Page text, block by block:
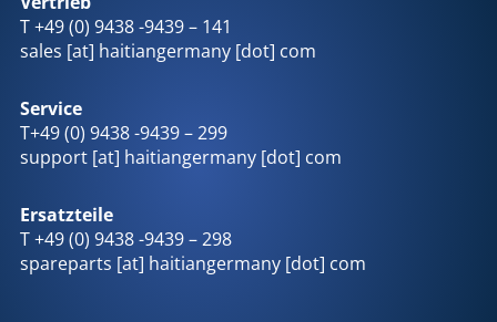
T +49 (0) 9438 -9439 – 141
sales [at] haitiangermany [dot] com
Service
T+49 (0) 9438 -9439 – 299
support [at] haitiangermany [dot] com
Ersatzteile
T +49 (0) 9438 -9439 – 298
spareparts [at] haitiangermany [dot] com